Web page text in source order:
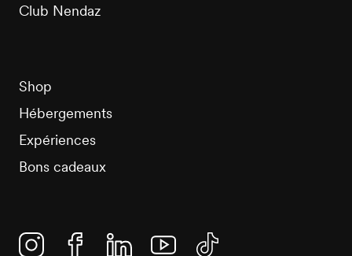
Club Nendaz
Shop
Hébergements
Expériences
Bons cadeaux